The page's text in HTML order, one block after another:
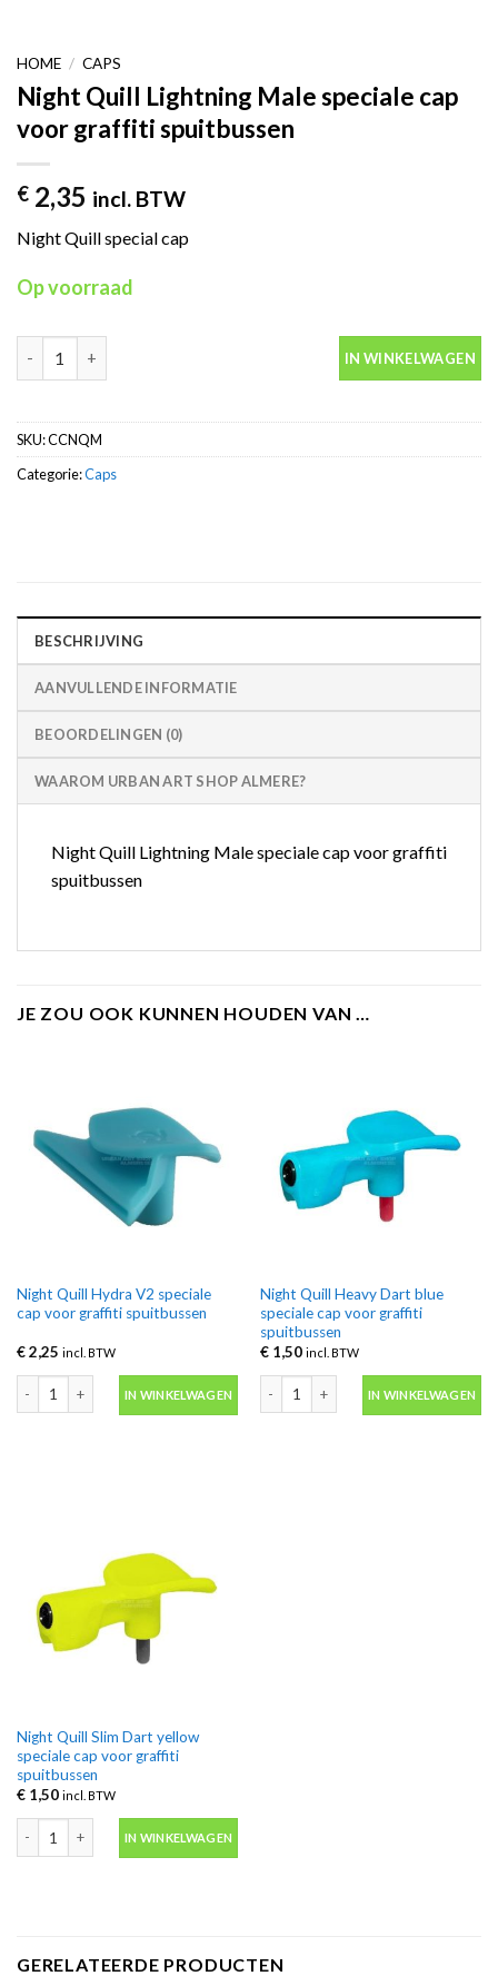
HOME / CAPS
Night Quill Lightning Male speciale cap
voor graffiti spuitbussen
€ 2,35 incl. BTW
Night Quill special cap
Op voorraad
IN WINKELWAGEN
SKU:CCNQM
Categorie:Caps
BESCHRIJVING
AANVULLENDE INFORMATIE
BEOORDELINGEN (0)
WAAROM URBAN ART SHOP ALMERE?
Night Quill Lightning Male speciale cap voor graffiti
spuitbussen
JE ZOU OOK KUNNEN HOUDEN VAN …
Night Quill Hydra V2 speciale
cap voor graffiti spuitbussen
€2,25 incl. BTW
Night Quill Hydra V2 speciale cap voor graffiti spuitbussen aantal
IN WINKELWAGEN
Night Quill Heavy Dart blue
speciale cap voor graffiti
spuitbussen
€1,50 incl. BTW
Night Quill Heavy Dart blue
IN WINKELWAGEN
Night Quill Slim Dart yellow
speciale cap voor graffiti
spuitbussen
€1,50 incl. BTW
IN WINKELWAGEN
GERELATEERDE PRODUCTEN